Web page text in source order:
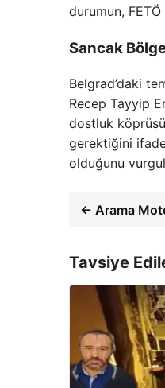
durumun,
Sancak
Belgrad’daki
Recep Tayyip
dostluk
gerektiğini
olduğunu
← Arama
Tavsiye